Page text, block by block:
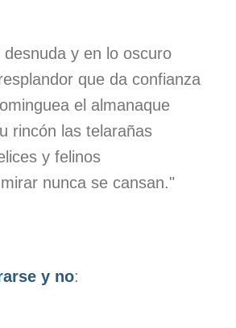
desnuda y en lo oscuro
que da confianza
el almanaque
rincón las telarañas
y felinos
nunca se cansan."
y no: